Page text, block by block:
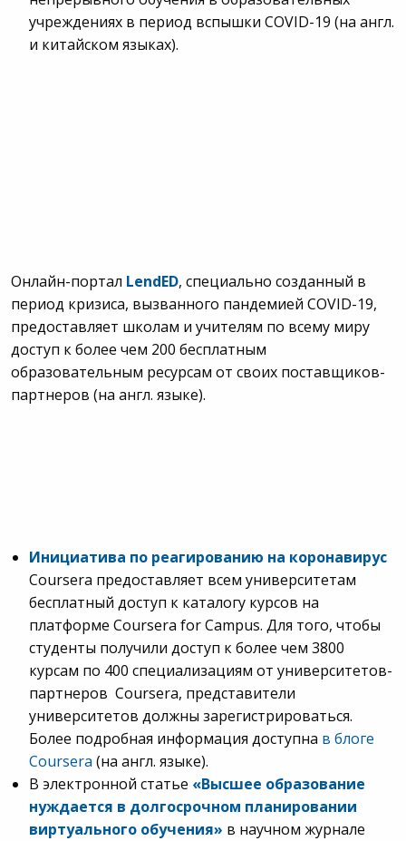
учреждениях в период вспышки COVID-19 (на англ.
и китайском языках).
Онлайн-портал LendED, специально созданный в
период кризиса, вызванного пандемией COVID-19,
предоставляет школам и учителям по всему миру
доступ к более чем 200 бесплатным
образовательным ресурсам от своих поставщиков-
партнеров (на англ. языке).
Инициатива по реагированию на коронавирус
Coursera предоставляет всем университетам
бесплатный доступ к каталогу курсов на
платформе Coursera for Campus. Для того, чтобы
студенты получили доступ к более чем 3800
курсам по 400 специализациям от университетов-
партнеров Coursera, представители
университетов должны зарегистрироваться.
Более подробная информация доступна в блоге
Coursera (на англ. языке).
В электронной статье «Высшее образование
нуждается в долгосрочном планировании
виртуального обучения» в научном журнале